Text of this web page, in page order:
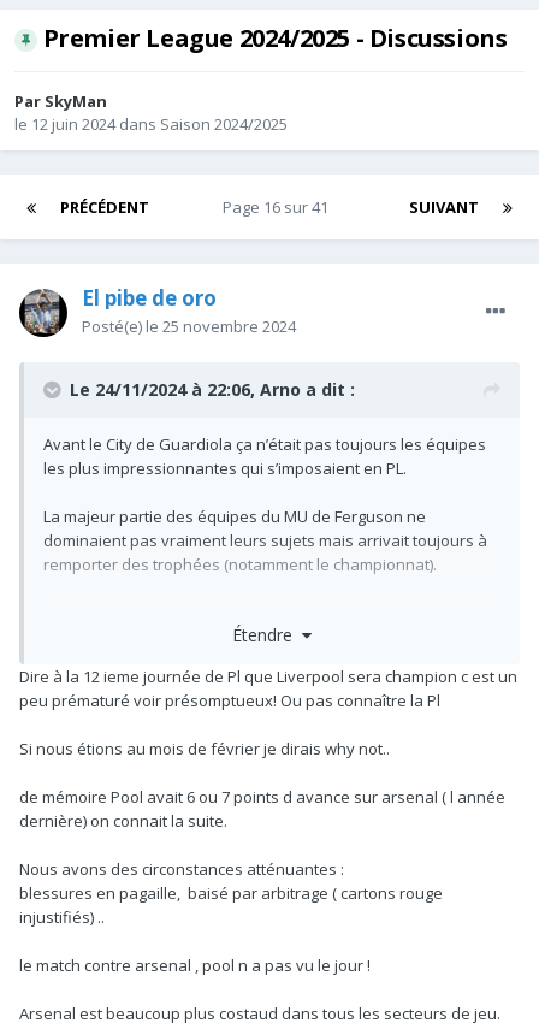
Premier League 2024/2025 - Discussions
Par SkyMan
le 12 juin 2024dans Saison 2024/2025
PRÉCÉDENT SUIVANT
Page 16 sur 41
El pibe de oro
Posté(e) le 25 novembre 2024
Le 24/11/2024 à 22:06, Arno a dit :
Avant le City de Guardiola ça n’était pas toujours les équipes
les plus impressionnantes qui s’imposaient en PL.
La majeur partie des équipes du MU de Ferguson ne
dominaient pas vraiment leurs sujets mais arrivait toujours à
remporter des trophées (notamment le championnat).
leur forme actuelle) pas sur qu’on entre dans une ère du :
laisser une chose à Liverpool c’est que même dans la
difficulté, ils viennent quand même prendre les 3 points, ça
grand grand joueur, personellement il me font penser un peu
en mai, mais eux contrairement à nous l’ont déjà fait et a de
nombreuses reprises.
une PL a 99 points, ils ont encore une bonne partie de leurs
joueurs qui ont cette expérience là où ça nous fait encore
défaut de notre côté.
Étendre
Dire à la 12 ieme journée de Pl que Liverpool sera champion c est un
peu prématuré voir présomptueux! Ou pas connaître la Pl
Si nous étions au mois de février je dirais why not..
de mémoire Pool avait 6 ou 7 points d avance sur arsenal ( l année
dernière) on connait la suite.
Nous avons des circonstances atténuantes :
blessures en pagaille, baisé par arbitrage ( cartons rouge
injustifiés) ..
le match contre arsenal , pool n a pas vu le jour !
Arsenal est beaucoup plus costaud dans tous les secteurs de jeu.